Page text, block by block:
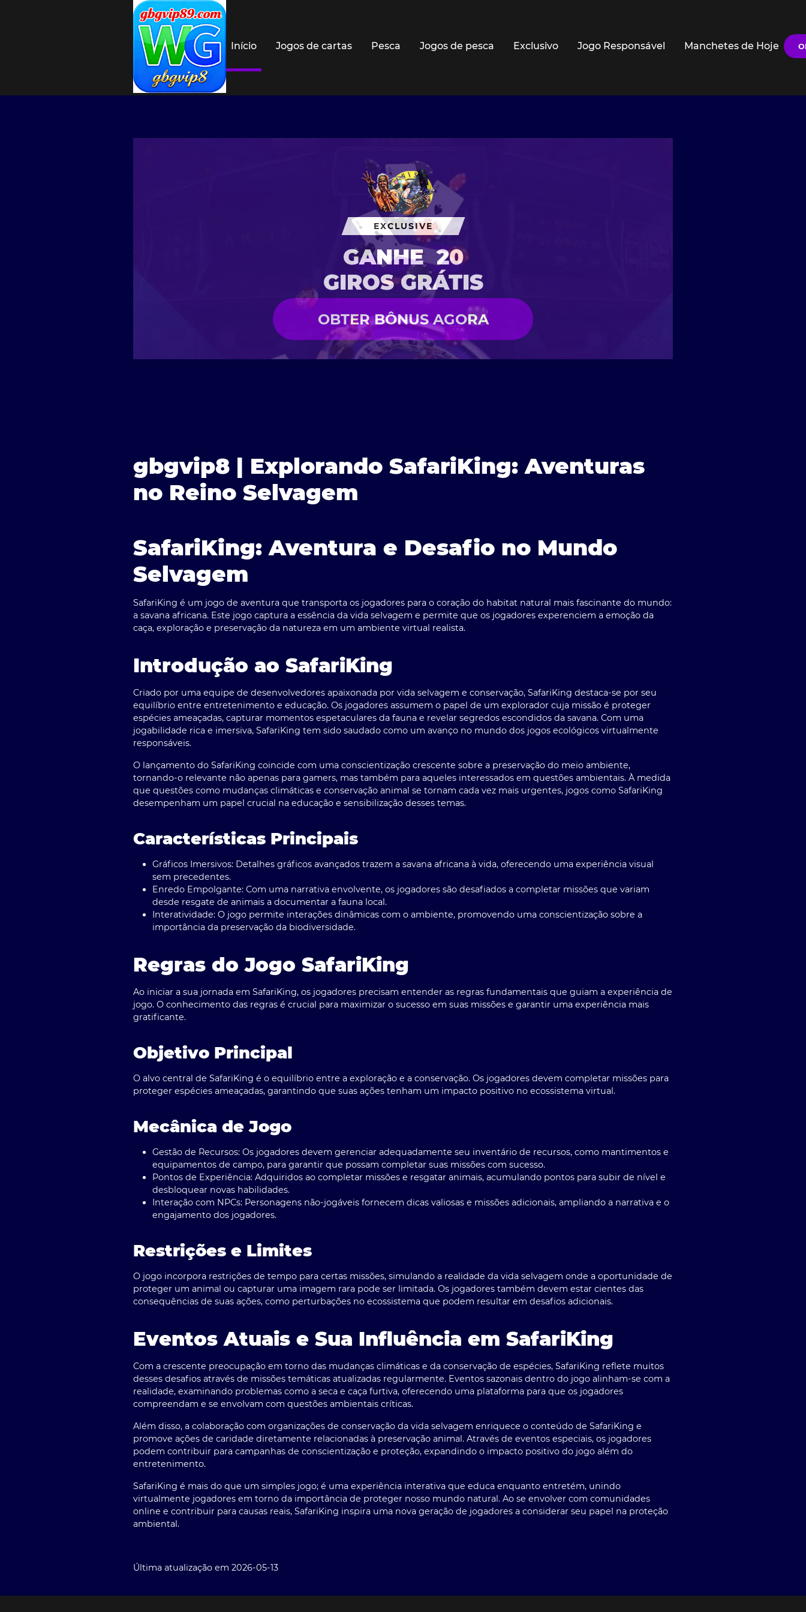
Início Jogos de cartas Pesca Jogos de pesca Exclusivo Jogo Responsável Manchetes de Hoje
EXCLUSIVE
GANHE 20
GIROS GRÁTIS
OBTER BÔNUS AGORA
gbgvip8 | Explorando SafariKing: Aventuras
no Reino Selvagem
SafariKing: Aventura e Desafio no Mundo
Selvagem
SafariKing é um jogo de aventura que transporta os jogadores para o coração do habitat natural mais fascinante do mundo:
a savana africana. Este jogo captura a essência da vida selvagem e permite que os jogadores experenciem a emoção da
caça, exploração e preservação da natureza em um ambiente virtual realista.
Introdução ao SafariKing
Criado por uma equipe de desenvolvedores apaixonada por vida selvagem e conservação, SafariKing destaca-se por seu
equilíbrio entre entretenimento e educação. Os jogadores assumem o papel de um explorador cuja missão é proteger
espécies ameaçadas, capturar momentos espetaculares da fauna e revelar segredos escondidos da savana. Com uma
jogabilidade rica e imersiva, SafariKing tem sido saudado como um avanço no mundo dos jogos ecológicos virtualmente
responsáveis.
O lançamento do SafariKing coincide com uma conscientização crescente sobre a preservação do meio ambiente,
tornando-o relevante não apenas para gamers, mas também para aqueles interessados em questões ambientais. À medida
que questões como mudanças climáticas e conservação animal se tornam cada vez mais urgentes, jogos como SafariKing
desempenham um papel crucial na educação e sensibilização desses temas.
Características Principais
Gráficos Imersivos: Detalhes gráficos avançados trazem a savana africana à vida, oferecendo uma experiência visual
sem precedentes.
Enredo Empolgante: Com uma narrativa envolvente, os jogadores são desafiados a completar missões que variam
desde resgate de animais a documentar a fauna local.
Interatividade: O jogo permite interações dinâmicas com o ambiente, promovendo uma conscientização sobre a
importância da preservação da biodiversidade.
Regras do Jogo SafariKing
Ao iniciar a sua jornada em SafariKing, os jogadores precisam entender as regras fundamentais que guiam a experiência de
jogo. O conhecimento das regras é crucial para maximizar o sucesso em suas missões e garantir uma experiência mais
gratificante.
Objetivo Principal
O alvo central de SafariKing é o equilíbrio entre a exploração e a conservação. Os jogadores devem completar missões para
proteger espécies ameaçadas, garantindo que suas ações tenham um impacto positivo no ecossistema virtual.
Mecânica de Jogo
Gestão de Recursos: Os jogadores devem gerenciar adequadamente seu inventário de recursos, como mantimentos e
equipamentos de campo, para garantir que possam completar suas missões com sucesso.
Pontos de Experiência: Adquiridos ao completar missões e resgatar animais, acumulando pontos para subir de nível e
desbloquear novas habilidades.
Interação com NPCs: Personagens não-jogáveis fornecem dicas valiosas e missões adicionais, ampliando a narrativa e o
engajamento dos jogadores.
Restrições e Limites
O jogo incorpora restrições de tempo para certas missões, simulando a realidade da vida selvagem onde a oportunidade de
proteger um animal ou capturar uma imagem rara pode ser limitada. Os jogadores também devem estar cientes das
consequências de suas ações, como perturbações no ecossistema que podem resultar em desafios adicionais.
Eventos Atuais e Sua Influência em SafariKing
Com a crescente preocupação em torno das mudanças climáticas e da conservação de espécies, SafariKing reflete muitos
desses desafios através de missões temáticas atualizadas regularmente. Eventos sazonais dentro do jogo alinham-se com a
realidade, examinando problemas como a seca e caça furtiva, oferecendo uma plataforma para que os jogadores
compreendam e se envolvam com questões ambientais críticas.
Além disso, a colaboração com organizações de conservação da vida selvagem enriquece o conteúdo de SafariKing e
promove ações de caridade diretamente relacionadas à preservação animal. Através de eventos especiais, os jogadores
podem contribuir para campanhas de conscientização e proteção, expandindo o impacto positivo do jogo além do
entretenimento.
SafariKing é mais do que um simples jogo; é uma experiência interativa que educa enquanto entretém, unindo
virtualmente jogadores em torno da importância de proteger nosso mundo natural. Ao se envolver com comunidades
online e contribuir para causas reais, SafariKing inspira uma nova geração de jogadores a considerar seu papel na proteção
ambiental.
Última atualização em 2026-05-13